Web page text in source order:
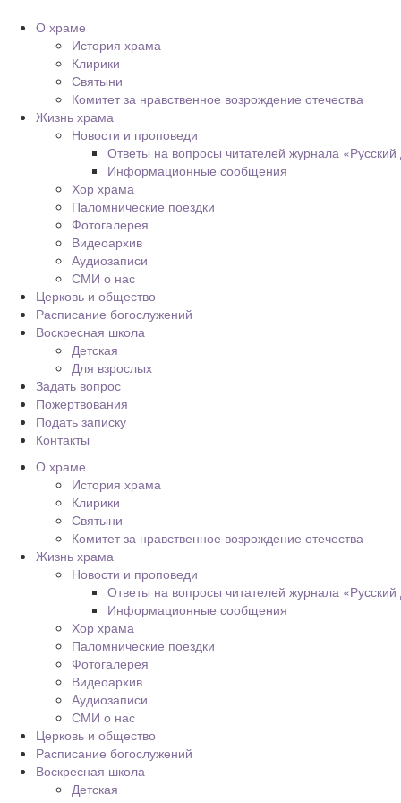
О храме
История храма
Клирики
Святыни
Комитет за нравственное возрождение отечества
Жизнь храма
Новости и проповеди
Ответы на вопросы читателей журнала
Информационные сообщения
Хор храма
Паломнические поездки
Фотогалерея
Видеоархив
Аудиозаписи
СМИ о нас
Церковь и общество
Расписание богослужений
Воскресная школа
Детская
Для взрослых
Задать вопрос
Пожертвования
Подать записку
Контакты
О храме
История храма
Клирики
Святыни
Комитет за нравственное возрождение отечества
Жизнь храма
Новости и проповеди
Ответы на вопросы читателей журнала
Информационные сообщения
Хор храма
Паломнические поездки
Фотогалерея
Видеоархив
Аудиозаписи
СМИ о нас
Церковь и общество
Расписание богослужений
Воскресная школа
Детская